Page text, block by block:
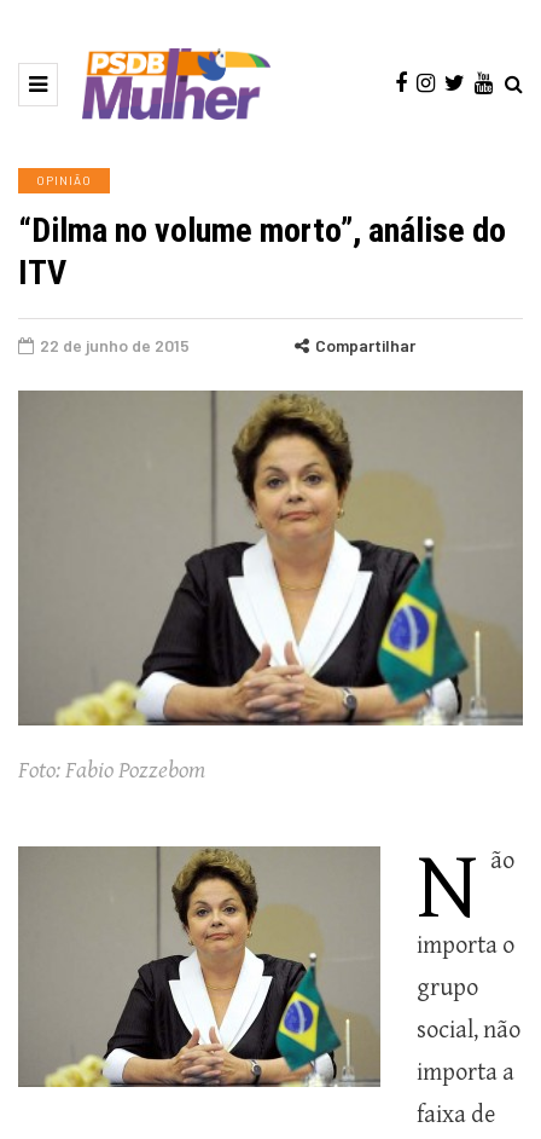
OPINIÃO
“Dilma no volume morto”, análise do
ITV
22 de junho de 2015 Compartilhar
Foto: Fabio Pozzebom
N ão
importa o
grupo
social, não
importa a
faixa de